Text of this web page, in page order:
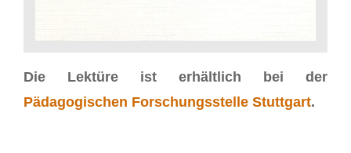
Die Lektüre ist erhältlich bei der
Pädagogischen Forschungsstelle Stuttgart.